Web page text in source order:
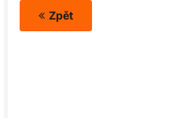
Zpět